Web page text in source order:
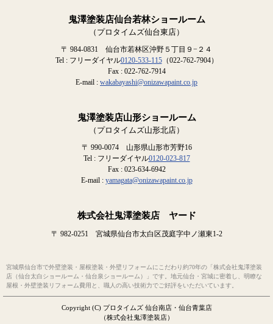
鬼澤塗装店仙台若林ショールーム
（プロタイムズ仙台東店）
〒 984-0831 仙台市若林区沖野５丁目９−２４
Tel : フリーダイヤル0120-533-115（022-762-7904）
Fax : 022-762-7914
E-mail : wakabayashi@onizawapaint.co.jp
鬼澤塗装店山形ショールーム
（プロタイムズ山形北店）
〒 990-0074 山形県山形市芳野16
Tel : フリーダイヤル0120-023-817
Fax : 023-634-6942
E-mail : yamagata@onizawapaint.co.jp
株式会社鬼澤塗装店 ヤード
〒 982-0251 宮城県仙台市太白区茂庭字中ノ瀬東1-2
宮城県仙台市で外壁塗装・屋根塗装・外壁リフォームにこだわり約70年の「株式会社鬼澤塗装
店（仙台太白ショールーム・仙台泉ショールーム）」です。地元仙台・宮城に密着し、明瞭な
屋根・外壁塗装リフォーム費用と、職人の高い技術力でご好評をいただいています。
Copyright (C) プロタイムズ 仙台南店・仙台青葉店
（株式会社鬼澤塗装店）